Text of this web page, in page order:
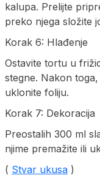
kalupa. Prelijte
preko njega složite
Korak 6: Hlađenje
Ostavite tortu u
stegne. Nakon
uklonite foliju.
Korak 7: Dekoracija
Preostalih 300 ml
njime premažite ili
( Stvar ukusa )